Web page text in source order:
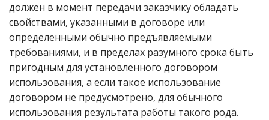
должен в момент передачи заказчику обладать
свойствами, указанными в договоре или
определенными обычно предъявляемыми
требованиями, и в пределах разумного срока быть
пригодным для установленного договором
использования, а если такое использование
договором не предусмотрено, для обычного
использования результата работы такого рода.